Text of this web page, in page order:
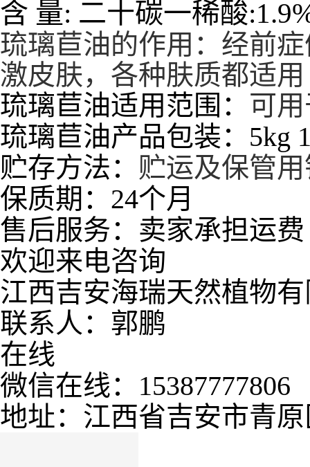
含 量: 二十碳一稀酸
琉璃苣油的作用： 经前
激皮肤，各种肤质都适用
琉璃苣油适用范围： 可
琉璃苣油产品包装：5kg
贮存方法： 贮运及保管
保质期：24个月
售后服务：卖家承担运费
欢迎来电咨询
江西吉安海瑞天然植物
联系人：郭鹏
在线
微信在线：15387777806
地址：江西省吉安市青